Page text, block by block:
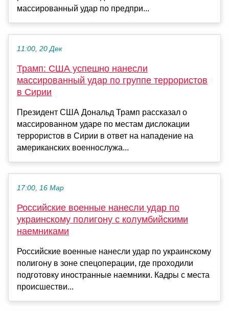
массированный удар по предпри...
11:00, 20 Дек
Трамп: США успешно нанесли
массированный удар по группе террористов
в Сирии
Президент США Дональд Трамп рассказал о
массированном ударе по местам дислокации
террористов в Сирии в ответ на нападение на
американских военнослужа...
17:00, 16 Мар
Российские военные нанесли удар по
украинскому полигону с колумбийскими
наемниками
Российские военные нанесли удар по украинскому
полигону в зоне спецоперации, где проходили
подготовку иностранные наемники. Кадры с места
происшестви...